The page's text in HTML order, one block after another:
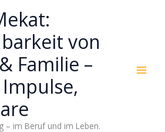
von
Familie –
– im Beruf und im Leben.